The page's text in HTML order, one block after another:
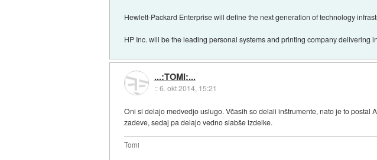
Hewlett-Packard Enterprise will define the next generation of technology
HP Inc. will be the leading personal systems and printing company
...:TOMI:...
::6. okt 2014, 15:21
Oni si delajo medvedjo uslugo. Včasih so delali inštrumente, nato je to
zadeve, sedaj pa delajo vedno slabše izdelke.
Tomi